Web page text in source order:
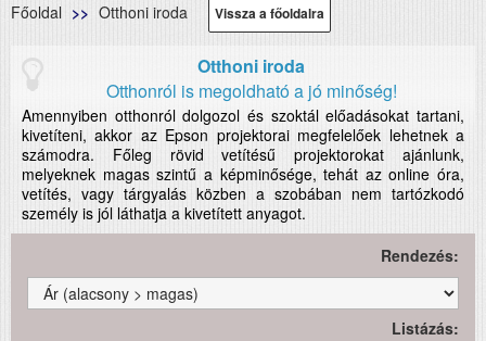
Főoldal Otthoni iroda Vissza a főoldalra
Otthoni iroda
Otthonról is megoldható a jó minőség!
Amennyiben otthonról dolgozol és szoktál előadásokat tartani,
kivetíteni, akkor az Epson projektorai megfelelőek lehetnek a
számodra. Főleg rövid vetítésű projektorokat ajánlunk,
melyeknek magas szintű a képminősége, tehát az online óra,
vetítés, vagy tárgyalás közben a szobában nem tartózkodó
személy is jól láthatja a kivetített anyagot.
Rendezés:
Listázás: